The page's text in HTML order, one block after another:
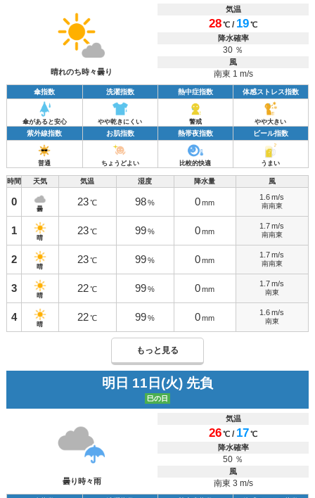
晴れのち時々曇り
気温
28℃ / 19℃
降水確率
30 ％
風
南東 1 m/s
傘指数 洗濯指数 熱中症指数 体感ストレス指数
傘があると安心 やや乾きにくい 警戒 やや大きい
紫外線指数 お肌指数 熱帯夜指数 ビール指数
普通 ちょうどよい 比較的快適 うまい
時間 天気 気温 湿度 降水量 風
0
曇
23 ℃ 98 % 0 mm
1.6 m/s
南南東
1
晴
23 ℃ 99 % 0 mm
1.7 m/s
南南東
2
晴
23 ℃ 99 % 0 mm
1.7 m/s
南南東
3
晴
22 ℃ 99 % 0 mm
1.7 m/s
南東
4
晴
22 ℃ 99 % 0 mm
1.6 m/s
南東
もっと見る
明日 11日(火) 先負
巳の日
曇り時々雨
気温
26℃ / 17℃
降水確率
50 ％
風
南東 3 m/s